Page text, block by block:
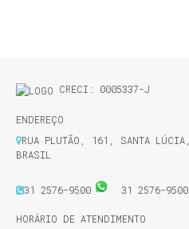
CRECI: 0005337-J
ENDEREÇO
RUA PLUTÃO
161 SANTA LÚCIA
BRASIL
31 2576-9500 31 2576-9500
HORÁRIO DE ATENDIMENTO